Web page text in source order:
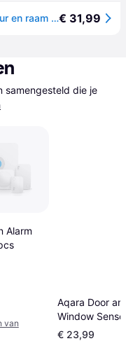
AQara door and window sensor t1 deur en raam sensor zigbee slimme beveiliging€ 31,99
samengesteld die je
Alarm
van
Aqara Door
Window
€ 23,99